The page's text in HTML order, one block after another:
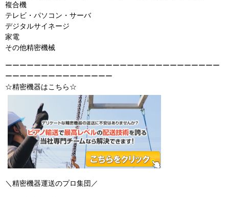
複合機
テレビ・パソコン・サーバ
デジタルサイネージ
家電
その他精密機械
ーーーーーーーーーーーーーーーーーーーーーーーーーーーーーー
ーーーーーーーーーーーーーーー
☆精密機器はこちら☆
＼精密機器運送のプロ集団／